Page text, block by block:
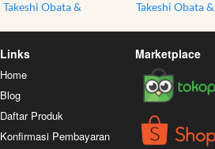
Takeshi Obata &
Takeshi Obata &
Links
Home
Blog
Daftar Produk
Konfirmasi Pembayaran
Marketplace